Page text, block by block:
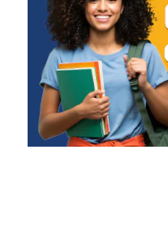
Por isso,
é que todos
na nota e
cadastro”,
Segundo a prefeitura,